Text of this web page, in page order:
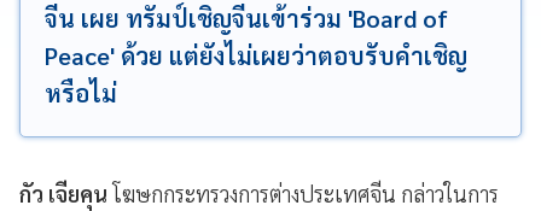
จีน เผย ทรัมป์เชิญจีนเข้าร่วม 'Board of
Peace' ด้วย แต่ยังไม่เผยว่าตอบรับคำเชิญ
หรือไม่
กัว เจียคุนโฆษกกระทรวงการต่างประเทศจีน กล่าวในการ